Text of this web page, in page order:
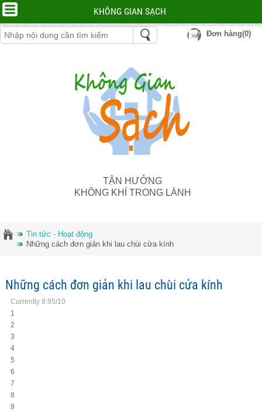
KHÔNG GIAN SẠCH
Đơn hàng(0)
TẬN HƯỞNG
KHÔNG KHÍ TRONG LÀNH
Tin tức - Hoạt động
Những cách đơn giản khi lau chùi cửa kính
Những cách đơn giản khi lau chùi cửa kính
Currently 9.95/10
1
2
3
4
5
6
7
8
9